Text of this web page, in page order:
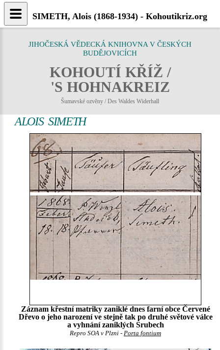
JIHOČESKÁ VĚDECKÁ KNIHOVNA V ČESKÝCH
BUDĚJOVICÍCH
KOHOUTÍ KŘÍŽ /
'S HOHNAKREIZ
Šumavské ozvěny / Des Waldes Widerhall
ALOIS SIMETH
Záznam křestní matriky zaniklé dnes farní obce Červené
Dřevo o jeho narození ve stejně tak po druhé světové válce
a vyhnání zaniklých Srubech
Repro SOA v Plzni - Porta fontium
SIMETH, Alois (1868-1934) - Kohoutikriz.org